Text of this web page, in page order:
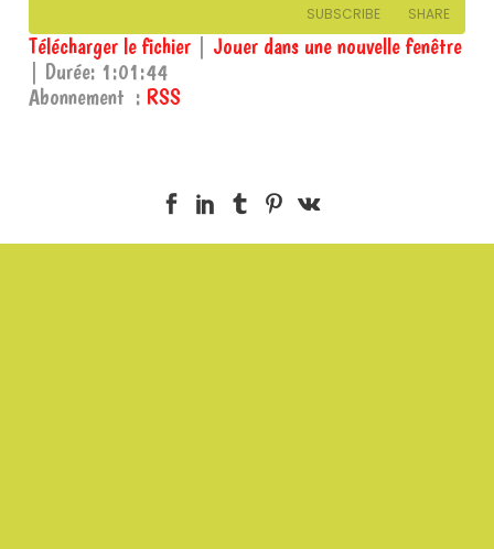
SUBSCRIBE SHARE
RSS
SHARE
Télécharger le fichier
Jouer dans une nouvelle fenêtre
Durée: 1:01:44
Abonnement : RSS